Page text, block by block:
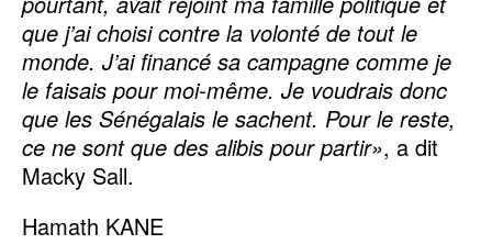
que j’ai choisi contre la volonté de tout le
monde. J’ai financé sa campagne comme je
le faisais pour moi-même. Je voudrais donc
que les Sénégalais le sachent. Pour le reste,
ce ne sont que des alibis pour partir», a dit
Macky Sall.
Hamath KANE